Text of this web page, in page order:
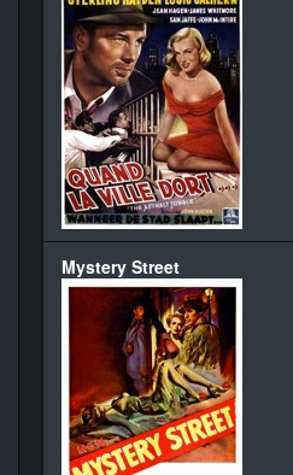
Mystery Street